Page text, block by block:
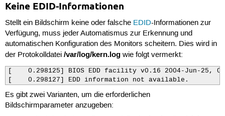
Keine EDID-Informationen
Stellt ein Bildschirm keine oder falsche EDID-Informationen zur
Verfügung, muss jeder Automatismus zur Erkennung und
automatischen Konfiguration des Monitors scheitern. Dies wird in
der Protokolldatei /var/log/kern.logwie folgt vermerkt:
[    0.298125] BIOS EDD facility v0.16 2004-Jun-25, 0
[    0.298127] EDD information not available.
Es gibt zwei Varianten, um die erforderlichen
Bildschirmparameter anzugeben: